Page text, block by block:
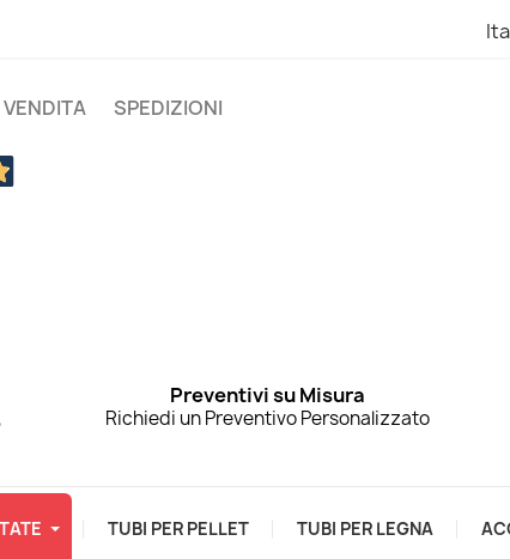
SPEDIZIONI
Preventivi su Misura
Richiedi un Preventivo Personalizzato
TUBI PER PELLET TUBI PER LEGNA